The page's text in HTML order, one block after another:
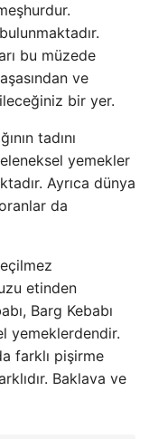
bu müzede
ve
bir yer.
tadını
yemekler
Ayrıca dünya
da
etinden
Barg Kebabı
yemeklerdendir.
farklı pişirme
Baklava ve